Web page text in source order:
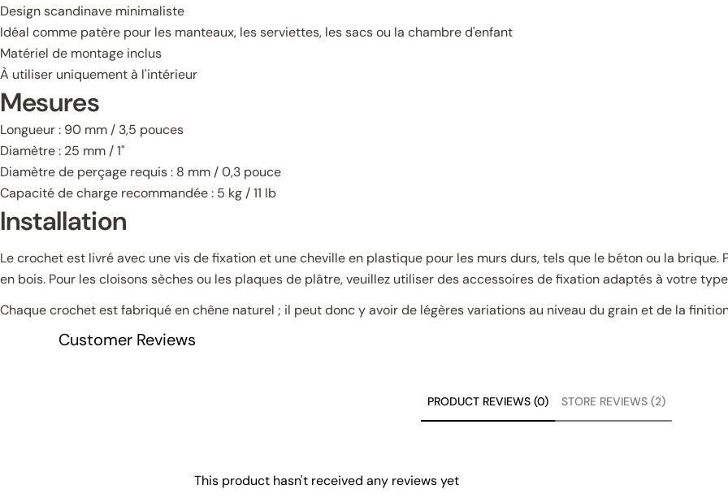
Design scandinave minimaliste
Idéal comme patère pour les manteaux, les serviettes, les sacs ou la chambre d'enfant
Matériel de montage inclus
À utiliser uniquement à l'intérieur
Mesures
Longueur : 90 mm / 3,5 pouces
Diamètre : 25 mm / 1"
Diamètre de perçage requis : 8 mm / 0,3 pouce
Capacité de charge recommandée : 5 kg / 11 lb
Installation
Le crochet est livré avec une vis de fixation et une cheville en plastique pour les murs durs, tels que le béton ou la
en bois. Pour les cloisons sèches ou les plaques de plâtre, veuillez utiliser des accessoires de fixation adaptés à votre
Chaque crochet est fabriqué en chêne naturel ; il peut donc y avoir de légères variations au niveau du grain et de la
Customer Reviews
PRODUCT REVIEWS (0) STORE REVIEWS (2)
This product hasn't received any reviews yet